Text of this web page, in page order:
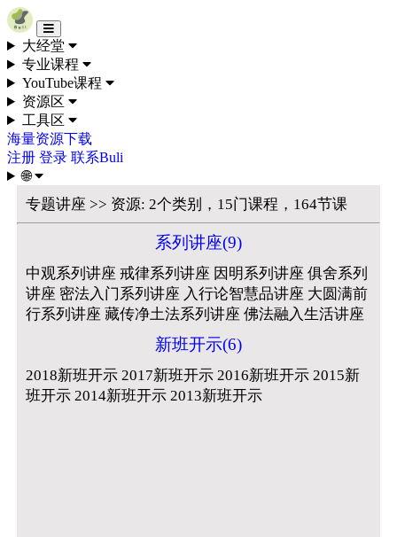
Skip to content
大经堂
专业课程
YouTube课程
资源区
工具区
海量资源下载
注册 登录 联系Buli
🌐
专题讲座 >> 资源: 2个类别，15门课程，164节课
系列讲座(9)
中观系列讲座 戒律系列讲座 因明系列讲座 俱舍系列
讲座 密法入门系列讲座 入行论智慧品讲座 大圆满前
行系列讲座 藏传净土法系列讲座 佛法融入生活讲座
新班开示(6)
2018新班开示 2017新班开示 2016新班开示 2015新
班开示 2014新班开示 2013新班开示